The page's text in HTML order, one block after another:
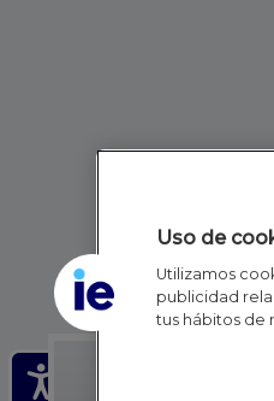
Uso de
Utilizamos
publicidad
tus hábitos de